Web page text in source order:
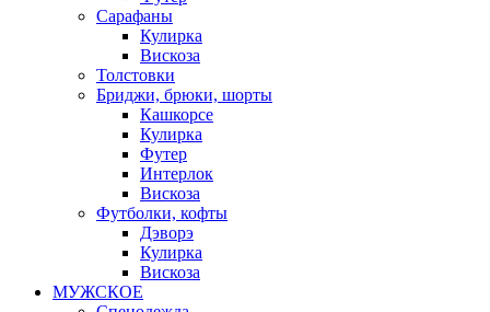
Сарафаны
Кулирка
Вискоза
Толстовки
Бриджи, брюки, шорты
Кашкорсе
Кулирка
Футер
Интерлок
Вискоза
Футболки, кофты
Дэворэ
Кулирка
Вискоза
МУЖСКОЕ